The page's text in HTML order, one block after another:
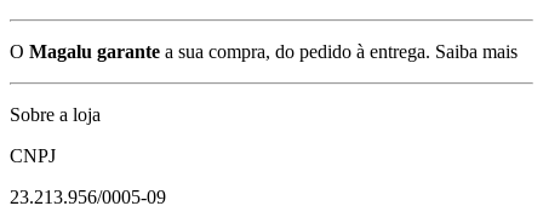
O Magalu garante a sua compra, do pedido à entrega. Saiba mais
Sobre a loja
CNPJ
23.213.956/0005-09